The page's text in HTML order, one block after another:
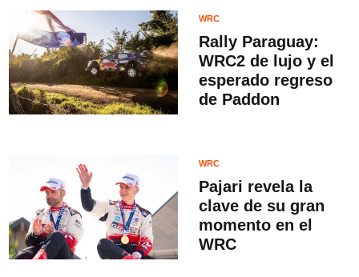
WRC
Rally Paraguay:
WRC2 de lujo y el
esperado regreso
de Paddon
WRC
Pajari revela la
clave de su gran
momento en el
WRC